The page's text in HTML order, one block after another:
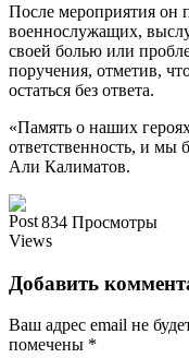
После мероприятия он
военнослужащих,
своей болью или
поручения, отметив,
остаться без ответа.
«Память о наших
ответственность, и мы
Али Калиматов.
834 Просмотры
Добавить
Ваш адрес email не
помечены *